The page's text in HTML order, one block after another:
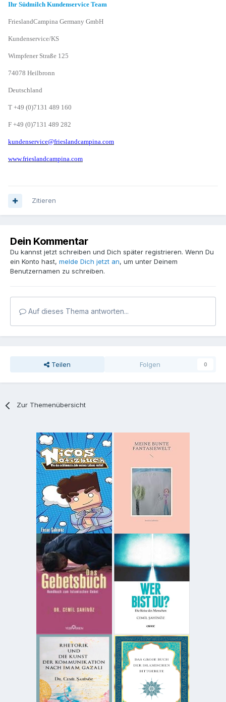
Ihr Südmilch Kundenservice Team
FrieslandCampina Germany GmbH
Kundenservice/KS
Wimpfener Straße 125
74078 Heilbronn
Deutschland
T +49 (0)7131 489 160
F +49 (0)7131 489 282
kundenservice@frieslandcampina.com
www.frieslandcampina.com
Zitieren
Dein Kommentar
Du kannst jetzt schreiben und Dich später registrieren. Wenn Du
ein Konto hast, melde Dich jetzt an, um unter Deinem
Benutzernamen zu schreiben.
Auf dieses Thema antworten...
Teilen Folgen 0
Zur Themenübersicht